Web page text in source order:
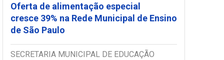
Oferta de alimentação especial
cresce 39% na Rede Municipal de Ensino
de São Paulo
SECRETARIA MUNICIPAL DE EDUCAÇÃO